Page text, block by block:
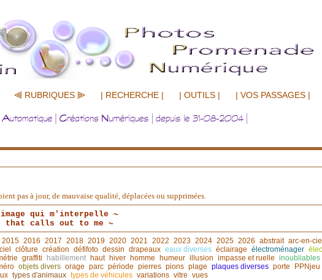
⫷ RUBRIQUES ⫸ | RECHERCHE | | OUTILS | | VOS PASSAGES |
pas à jour, de mauvaise qualité, déplacées ou supprimées.
qui m'interpelle ~
that calls out to me ~
2015 2016 2017 2018 2019 2020 2021 2022 2023 2024 2025 2026 abstrait arc-en-
ciel clôture création défifoto dessin drapeaux eaux diverses éclairage électroménager
graffiti habillement haut hiver homme humeur illusion impasse et ruelle inoubliables
objets divers orage parc période pierres pions plage plaques diverses porte PPNjeu
types d'animaux types de véhicules variations vitre vues